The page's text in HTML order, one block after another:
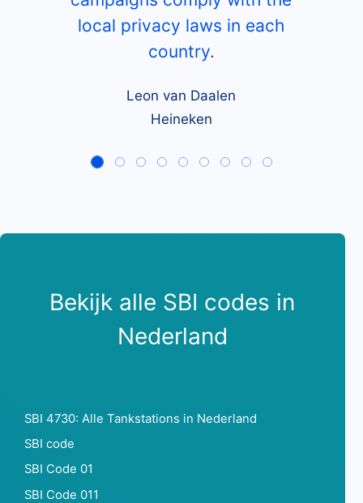
local privacy laws in each
country.
Leon van Daalen
Heineken
Bekijk alle SBI codes in
Nederland
SBI 4730: Alle Tankstations in Nederland
SBI code
SBI Code 01
SBI Code 011